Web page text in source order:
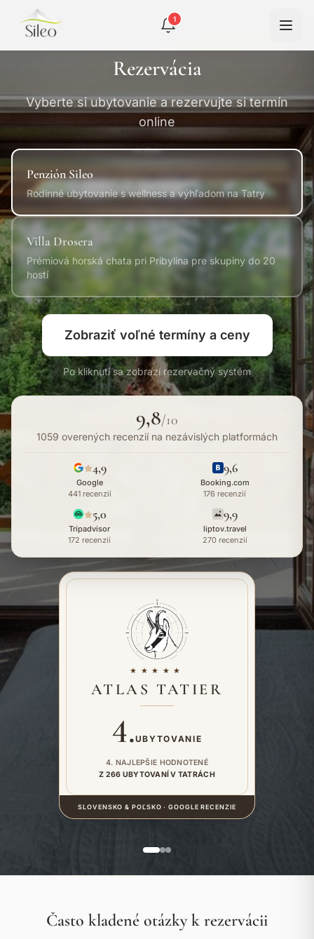
1
Rezervácia
Vyberte si ubytovanie a rezervujte si termín
online
Penzión Sileo
Rodinné ubytovanie s wellness a výhľadom na Tatry
Villa Drosera
Prémiová horská chata pri Pribylina pre skupiny do 20
hostí
Zobraziť voľné termíny a ceny
Po kliknutí sa zobrazí rezervačný systém
9,8/10
1059 overených recenzií na nezávislých platformách
4,9
Google
441 recenzií
9,6
Booking.com
176 recenzií
5,0
Tripadvisor
172 recenzií
9,9
liptov.travel
270 recenzií
★★★★★
ATLAS TATIER
4.UBYTOVANIE
4. NAJLEPŠIE HODNOTENÉ
Z 266 UBYTOVANÍ V TATRÁCH
SLOVENSKO & POĽSKO · GOOGLE RECENZIE
Často kladené otázky k rezervácii